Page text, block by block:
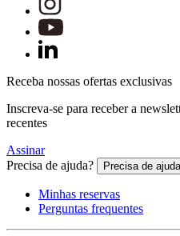
Receba nossas ofertas exclusivas
Inscreva-se para receber a
recentes
Assinar
Precisa de ajuda?
Precisa de
Minhas reservas
Perguntas frequentes